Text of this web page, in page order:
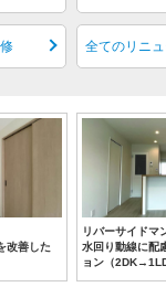
全てのリニ
改善した
リバーサイドマ
水回り動線に配
ョン（